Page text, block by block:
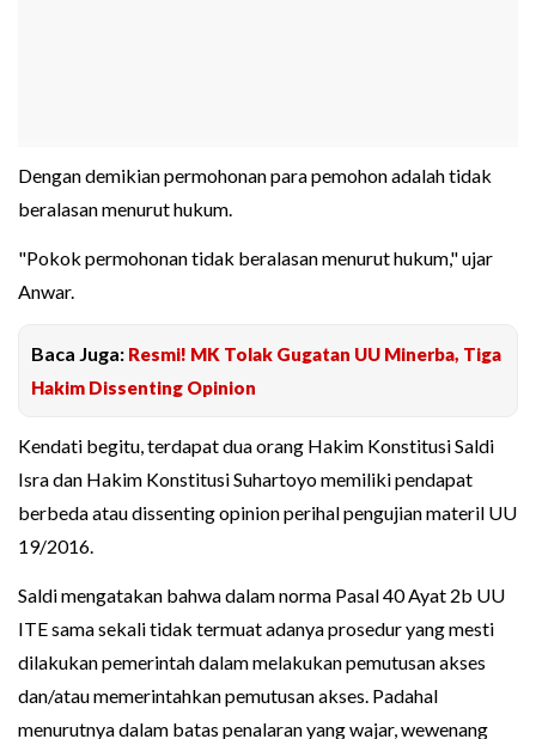
Dengan demikian permohonan para pemohon adalah tidak
beralasan menurut hukum.
"Pokok permohonan tidak beralasan menurut hukum," ujar
Anwar.
Baca Juga: Resmi! MK Tolak Gugatan UU Minerba, Tiga
Hakim Dissenting Opinion
Kendati begitu, terdapat dua orang Hakim Konstitusi Saldi
Isra dan Hakim Konstitusi Suhartoyo memiliki pendapat
berbeda atau dissenting opinion perihal pengujian materil UU
19/2016.
Saldi mengatakan bahwa dalam norma Pasal 40 Ayat 2b UU
ITE sama sekali tidak termuat adanya prosedur yang mesti
dilakukan pemerintah dalam melakukan pemutusan akses
dan/atau memerintahkan pemutusan akses. Padahal
menurutnya dalam batas penalaran yang wajar, wewenang